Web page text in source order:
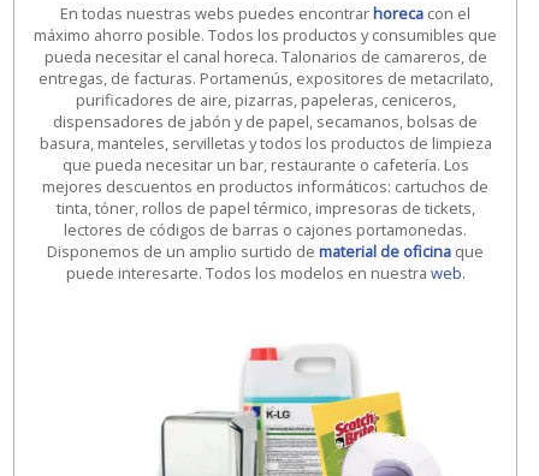
En todas nuestras webs puedes encontrarhoreca con el
máximo ahorro posible. Todos los productos y consumibles que
pueda necesitar el canal horeca. Talonarios de camareros, de
entregas, de facturas. Portamenús, expositores de metacrilato,
purificadores de aire, pizarras, papeleras, ceniceros,
dispensadores de jabón y de papel, secamanos, bolsas de
basura, manteles, servilletas y todos los productos de limpieza
que pueda necesitar un bar, restaurante o cafetería. Los
mejores descuentos en productos informáticos: cartuchos de
tinta, tóner, rollos de papel térmico, impresoras de tickets,
lectores de códigos de barras o cajones portamonedas.
Disponemos de un amplio surtido dematerial de oficina que
puede interesarte. Todos los modelos en nuestra web.